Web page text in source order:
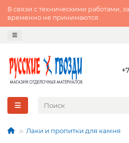
В связи с техническими работами,
временно не принимаются
Лаки и пропитки для камня